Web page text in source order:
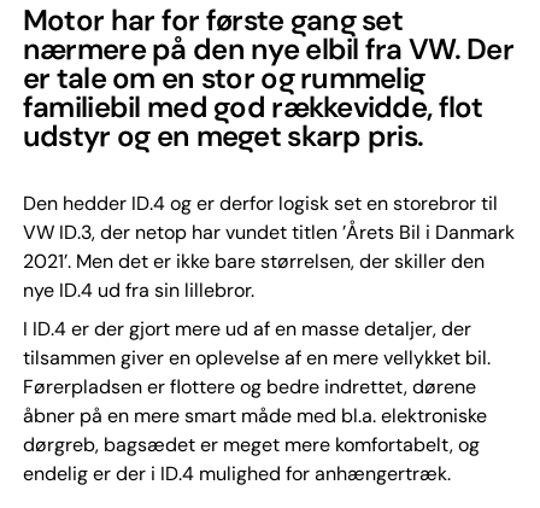
Motor har for første gang set
nærmere på den nye elbil fra VW. Der
er tale om en stor og rummelig
familiebil med god rækkevidde, flot
udstyr og en meget skarp pris.
Den hedder ID.4 og er derfor logisk set en storebror til
VW ID.3, der netop har vundet titlen ’Årets Bil i Danmark
2021’. Men det er ikke bare størrelsen, der skiller den
nye ID.4 ud fra sin lillebror.
I ID.4 er der gjort mere ud af en masse detaljer, der
tilsammen giver en oplevelse af en mere vellykket bil.
Førerpladsen er flottere og bedre indrettet, dørene
åbner på en mere smart måde med bl.a. elektroniske
dørgreb, bagsædet er meget mere komfortabelt, og
endelig er der i ID.4 mulighed for anhængertræk.